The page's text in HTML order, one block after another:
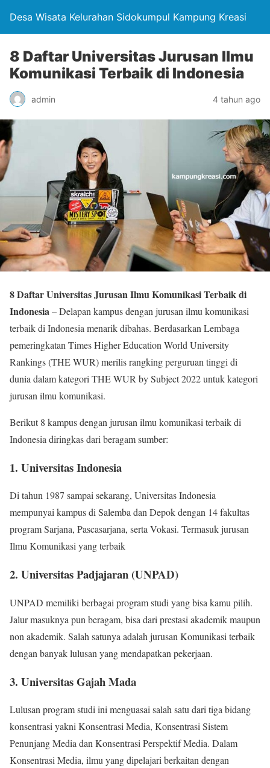
Desa Wisata Kelurahan Sidokumpul Kampung Kreasi
8 Daftar Universitas Jurusan Ilmu
Komunikasi Terbaik di Indonesia
admin 4 tahun ago
8 Daftar Universitas Jurusan Ilmu Komunikasi Terbaik di
Indonesia– Delapan kampus dengan jurusan ilmu komunikasi
terbaik di Indonesia menarik dibahas. Berdasarkan Lembaga
pemeringkatan Times Higher Education World University
Rankings (THE WUR) merilis rangking perguruan tinggi di
dunia dalam kategori THE WUR by Subject 2022 untuk kategori
jurusan ilmu komunikasi.
Berikut 8 kampus dengan jurusan ilmu komunikasi terbaik di
Indonesia diringkas dari beragam sumber:
1. Universitas Indonesia
Di tahun 1987 sampai sekarang, Universitas Indonesia
mempunyai kampus di Salemba dan Depok dengan 14 fakultas
program Sarjana, Pascasarjana, serta Vokasi. Termasuk jurusan
Ilmu Komunikasi yang terbaik
2. Universitas Padjajaran (UNPAD)
UNPAD memiliki berbagai program studi yang bisa kamu pilih.
Jalur masuknya pun beragam, bisa dari prestasi akademik maupun
non akademik. Salah satunya adalah jurusan Komunikasi terbaik
dengan banyak lulusan yang mendapatkan pekerjaan.
3. Universitas Gajah Mada
Lulusan program studi ini menguasai salah satu dari tiga bidang
konsentrasi yakni Konsentrasi Media, Konsentrasi Sistem
Penunjang Media dan Konsentrasi Perspektif Media. Dalam
Konsentrasi Media, ilmu yang dipelajari berkaitan dengan